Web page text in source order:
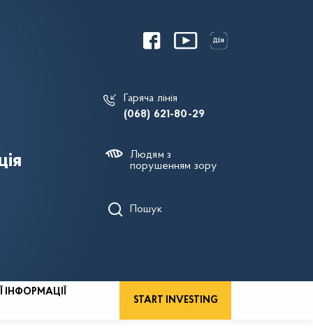
Гаряча лінія
(068) 621-80-29
Людям з
порушенням зору
Пошук
START INVESTING